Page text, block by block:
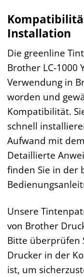
Installation
Die greenline
Brother LC-1000
Verwendung in
worden und
Kompatibilität.
schnell
Aufwand mit
Detaillierte
finden Sie in der
Unsere
von Brother
Bitte überprüfen
Drucker in der
ist, um